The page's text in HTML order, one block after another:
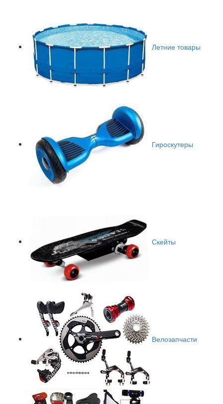
Летние товары
Гироскутеры
Скейты
Велозапчасти